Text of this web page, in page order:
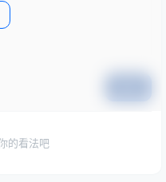
的看法吧